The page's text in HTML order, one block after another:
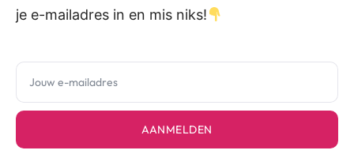
je e-mailadres in en mis niks!
AANMELDEN